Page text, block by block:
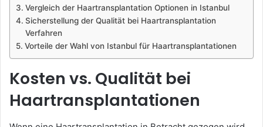
Vergleich der Haartransplantation Optionen in Istanbul
Sicherstellung der Qualität bei Haartransplantation
Verfahren
Vorteile der Wahl von Istanbul für Haartransplantationen
Kosten vs. Qualität bei
Haartransplantationen